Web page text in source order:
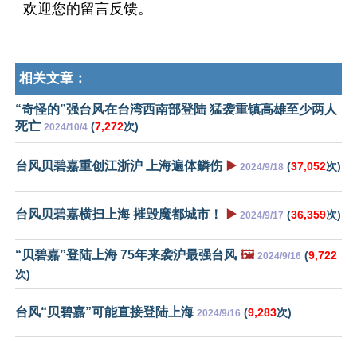
欢迎您的留言反馈。
相关文章：
“奇怪的”强台风在台湾西南部登陆 猛袭重镇高雄至少两人
死亡 2024/10/4 (7,272次)
台风贝碧嘉重创江浙沪 上海遍体鳞伤 ▶️ 2024/9/18 (37,052次)
台风贝碧嘉横扫上海 摧毁魔都城市！ ▶️ 2024/9/17 (36,359次)
“贝碧嘉”登陆上海 75年来袭沪最强台风 🖼️ 2024/9/16 (9,722
次)
台风“贝碧嘉”可能直接登陆上海 2024/9/16 (9,283次)